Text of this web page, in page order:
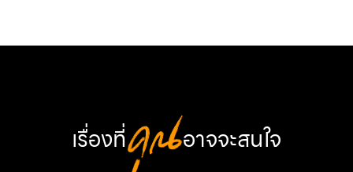
เรื่องที่คุณ อาจจะสนใจ